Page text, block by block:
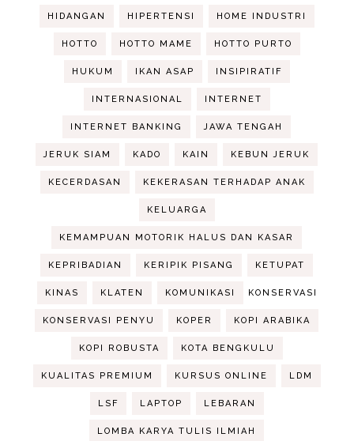
HIDANGAN HIPERTENSI HOME INDUSTRI
HOTTO HOTTO MAME HOTTO PURTO
HUKUM IKAN ASAP INSIPIRATIF
INTERNASIONAL INTERNET
INTERNET BANKING JAWA TENGAH
JERUK SIAM KADO KAIN KEBUN JERUK
KECERDASAN KEKERASAN TERHADAP ANAK
KELUARGA
KEMAMPUAN MOTORIK HALUS DAN KASAR
KEPRIBADIAN KERIPIK PISANG KETUPAT
KINAS KLATEN KOMUNIKASI KONSERVASI
KONSERVASI PENYU KOPER KOPI ARABIKA
KOPI ROBUSTA KOTA BENGKULU
KUALITAS PREMIUM KURSUS ONLINE LDM
LSF LAPTOP LEBARAN
LOMBA KARYA TULIS ILMIAH